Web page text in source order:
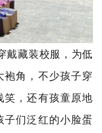
藏装校服，为低
角，不少孩子穿
，还有孩童原地
们泛红的小脸蛋